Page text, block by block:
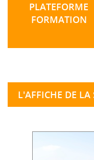
PLATEFORME
FORMATION
L'AFFICHE DE LA